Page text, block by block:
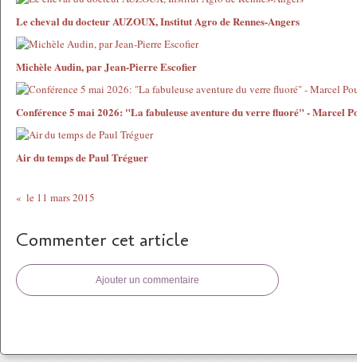
Le cheval du docteur AUZOUX, Institut Agro de Rennes-Angers
Michèle Audin, par Jean-Pierre Escofier
Conférence 5 mai 2026: "La fabuleuse aventure du verre fluoré" - Marcel
Air du temps de Paul Tréguer
le 11 mars 2015
Commenter cet article
Ajouter un commentaire